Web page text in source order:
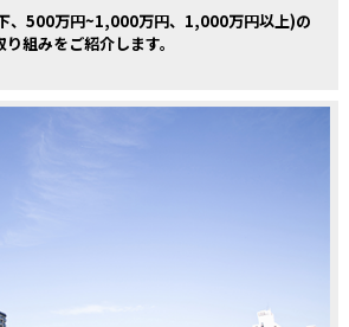
、500万円~1,000万円、1,000万円以上)の
組みをご紹介します。